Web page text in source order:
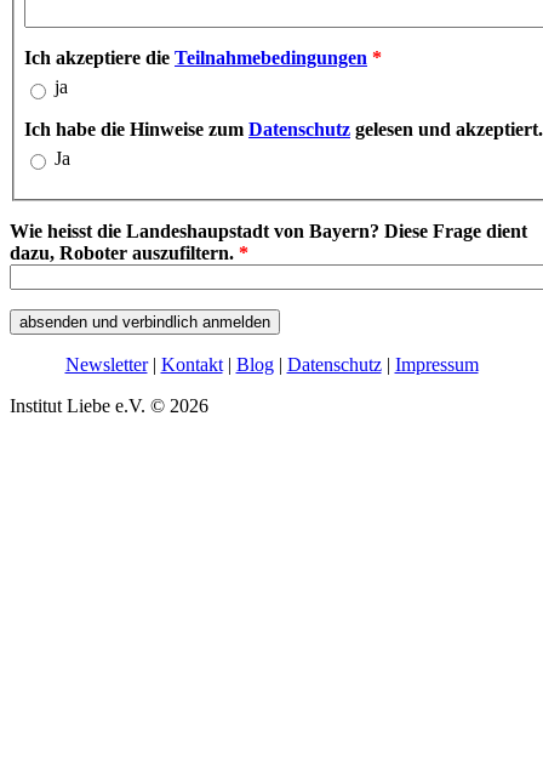
Ich akzeptiere die Teilnahmebedingungen *
ja
Ich habe die Hinweise zum Datenschutz gelesen und
Ja
Wie heisst die Landeshaupstadt von Bayern? Diese Frage dient
dazu, Roboter auszufiltern. *
Newsletter| Kontakt| Blog| Datenschutz| Impressum
Institut Liebe e.V. © 2026